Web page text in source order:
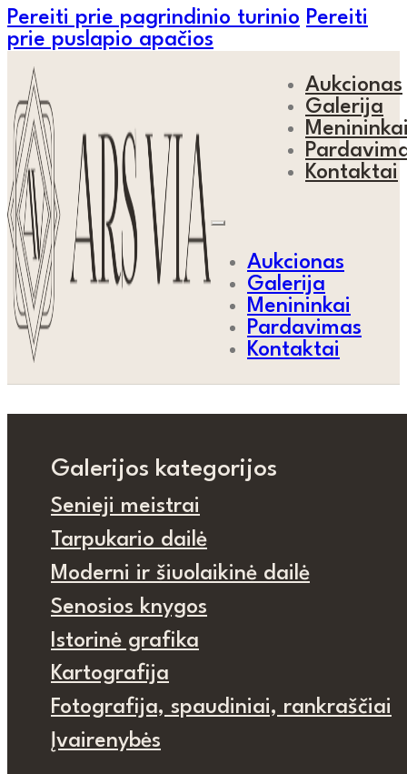
Pereiti prie pagrindinio turinio Pereiti
prie puslapio apačios
Aukcionas
Galerija
Kontaktai
Aukcionas
Galerija
Menininkai
Pardavimas
Kontaktai
Galerijos kategorijos
Senieji meistrai
Tarpukario dailė
Moderni ir šiuolaikinė dailė
Senosios knygos
Istorinė grafika
Kartografija
Fotografija, spaudiniai, rankraščiai
Įvairenybės